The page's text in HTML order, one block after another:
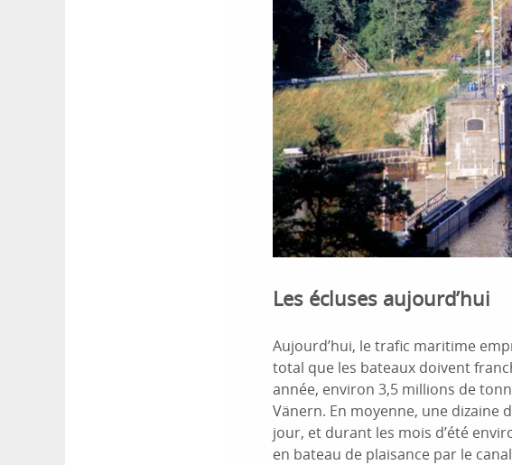
Les écluses aujourd’hui
Aujourd’hui, le trafic maritime
total que les bateaux doivent
année, environ 3,5 millions de
Vänern. En moyenne, une dizaine
jour, et durant les mois d’été
en bateau de plaisance par le